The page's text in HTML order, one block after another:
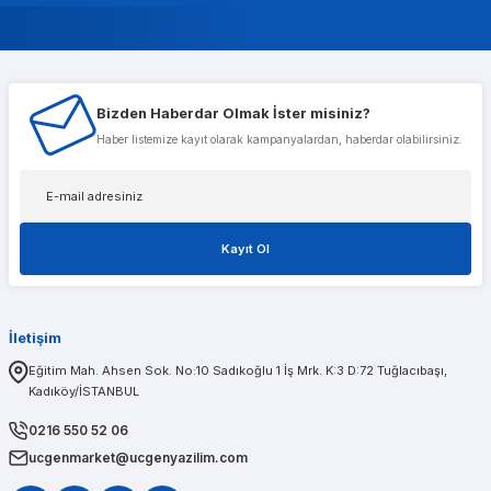
Murat Gencer
Musterileri ile cok alakali, temsilcileri ise cok nazik ve ilgili
Tolga Koç
Bizden Haberdar Olmak İster misiniz?
Haber listemize kayıt olarak kampanyalardan, haberdar olabilirsiniz.
Kayıt Ol
İletişim
Eğitim Mah. Ahsen Sok. No:10 Sadıkoğlu 1 İş Mrk. K:3 D:72 Tuğlacıbaşı,
Kadıköy/İSTANBUL
0216 550 52 06
ucgenmarket@ucgenyazilim.com